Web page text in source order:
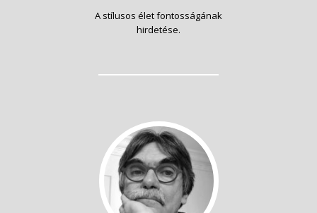
A stílusos élet fontosságának
hirdetése.